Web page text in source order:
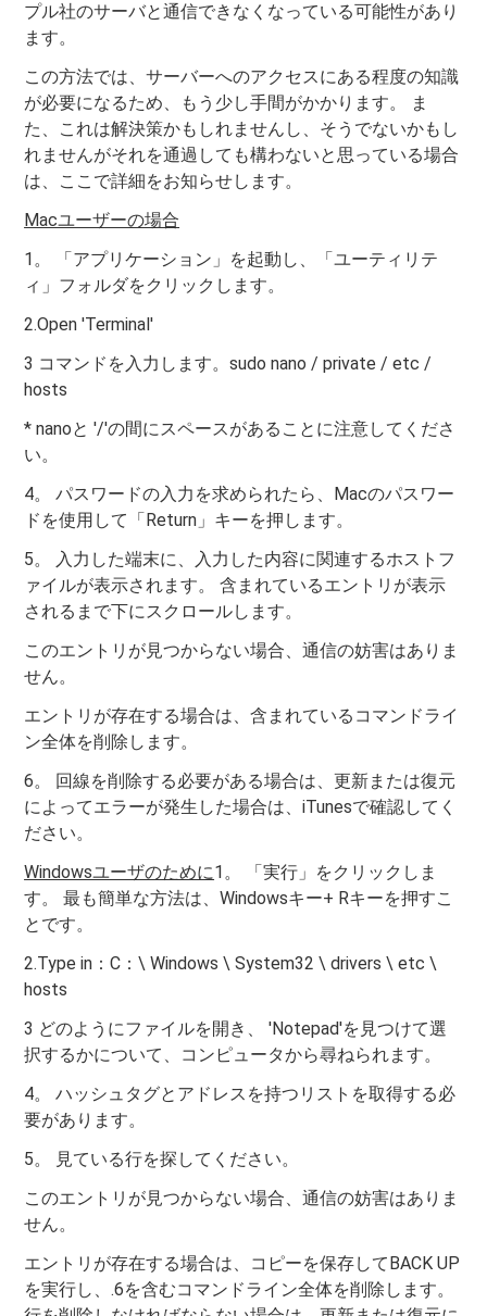
プル社のサーバと通信できなくなっている可能性があり
ます。
この方法では、サーバーへのアクセスにある程度の知識
が必要になるため、もう少し手間がかかります。 ま
た、これは解決策かもしれませんし、そうでないかもし
れませんがそれを通過しても構わないと思っている場合
は、ここで詳細をお知らせします。
Macユーザーの場合
1。 「アプリケーション」を起動し、「ユーティリテ
ィ」フォルダをクリックします。
2.Open 'Terminal'
3 コマンドを入力します。sudo nano / private / etc /
hosts
* nanoと '/'の間にスペースがあることに注意してくださ
い。
4。 パスワードの入力を求められたら、Macのパスワー
ドを使用して「Return」キーを押します。
5。 入力した端末に、入力した内容に関連するホストフ
ァイルが表示されます。 含まれているエントリが表示
されるまで下にスクロールします。
このエントリが見つからない場合、通信の妨害はありま
せん。
エントリが存在する場合は、含まれているコマンドライ
ン全体を削除します。
6。 回線を削除する必要がある場合は、更新または復元
によってエラーが発生した場合は、iTunesで確認してく
ださい。
Windowsユーザのために1。 「実行」をクリックしま
す。 最も簡単な方法は、Windowsキー+ Rキーを押すこ
とです。
2.Type in：C：\ Windows \ System32 \ drivers \ etc \
hosts
3 どのようにファイルを開き、 'Notepad'を見つけて選
択するかについて、コンピュータから尋ねられます。
4。 ハッシュタグとアドレスを持つリストを取得する必
要があります。
5。 見ている行を探してください。
このエントリが見つからない場合、通信の妨害はありま
せん。
エントリが存在する場合は、コピーを保存してBACK UP
を実行し、.6を含むコマンドライン全体を削除します。